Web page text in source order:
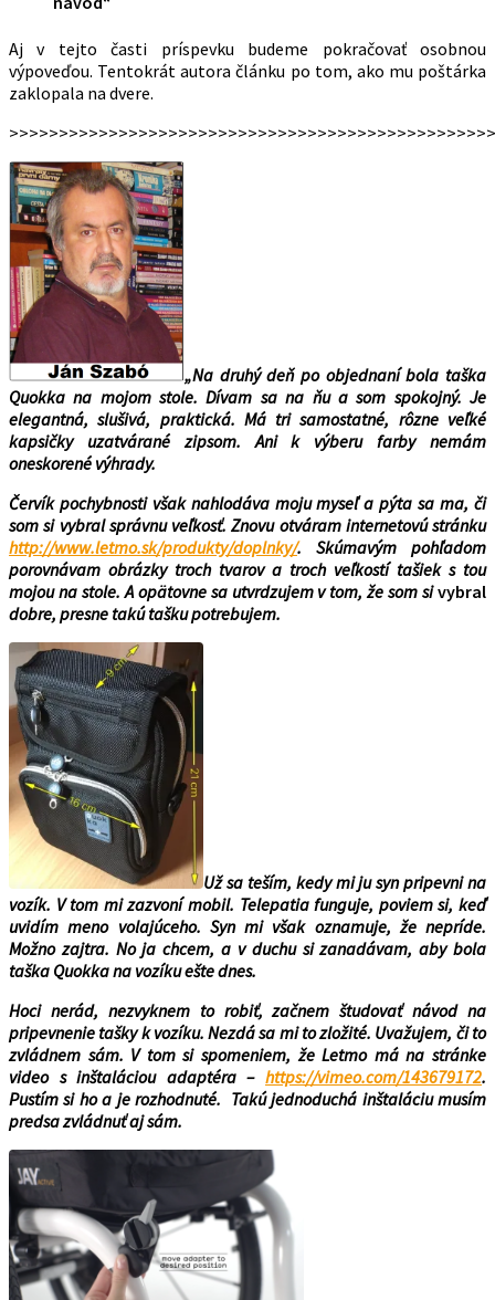
Aj v tejto časti príspevku budeme pokračovať osobnou
výpoveďou. Tentokrát autora článku po tom, ako mu poštárka
zaklopala na dvere.
„Na druhý deň po objednaníbola taška
Quokka na mojom stole. Dívam sa na ňu a som spokojný. Je
elegantná, slušivá, praktická. Má tri samostatné, rôzne veľké
kapsičky uzatvárané zipsom. Ani k výberu farby nemám
oneskorené výhrady.
Červík pochybnosti však nahlodáva moju myseľ a pýta sa ma, či
som si vybral správnu veľkosť. Znovu otváram internetovú stránku
http://www.letmo.sk/produkty/doplnky/. Skúmavým pohľadom
porovnávam obrázky troch tvarov a troch veľkostí tašiek s tou
mojou na stole. A opätovne sa utvrdzujem v tom, že som sivybral
dobre, presne takú tašku potrebujem.
Už sa teším, kedy mi ju syn pripevni na
vozík. V tom mi zazvoní mobil. Telepatia funguje, poviem si, keď
uvidím meno volajúceho. Syn mi však oznamuje, že nepríde.
Možno zajtra. No ja chcem, a v duchu si zanadávam, aby bola
taška Quokka na vozíku ešte dnes.
Hoci nerád, nezvyknem to robiť, začnem študovať návod na
pripevnenie tašky k vozíku. Nezdá sa mi to zložité. Uvažujem, či to
zvládnem sám. V tom si spomeniem, že Letmo má na stránke
video s inštaláciou adaptéra – https://vimeo.com/143679172.
Pustím si ho a je rozhodnuté. Takú jednoduchá inštaláciu musím
predsa zvládnuť aj sám.